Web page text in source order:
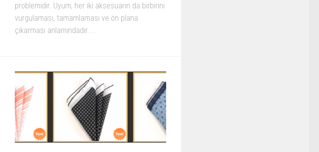
problemidir. Uyum, her iki aksesuarın da birbirini
vurgulaması, tamamlaması ve ön plana
çıkarması anlamındadır....